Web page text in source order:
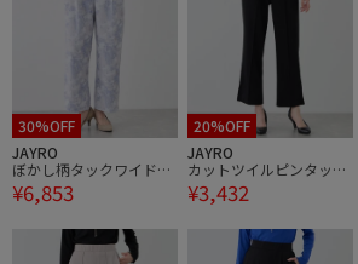
30%OFF
JAYRO
ぼかし柄タックワイドパ
ンツ
¥6,853
20%OFF
JAYRO
カットツイルピンタック
入りストレートパンツ
¥3,432